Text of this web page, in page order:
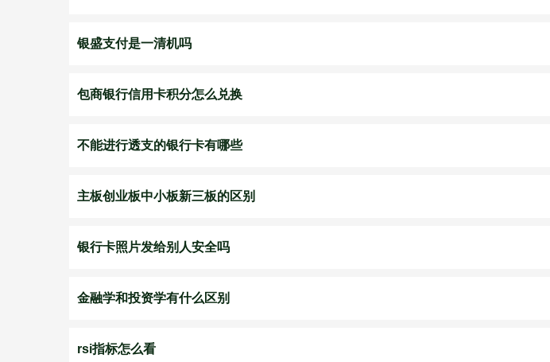
银盛支付是一清机吗
包商银行信用卡积分怎么兑换
不能进行透支的银行卡有哪些
主板创业板中小板新三板的区别
银行卡照片发给别人安全吗
金融学和投资学有什么区别
rsi指标怎么看